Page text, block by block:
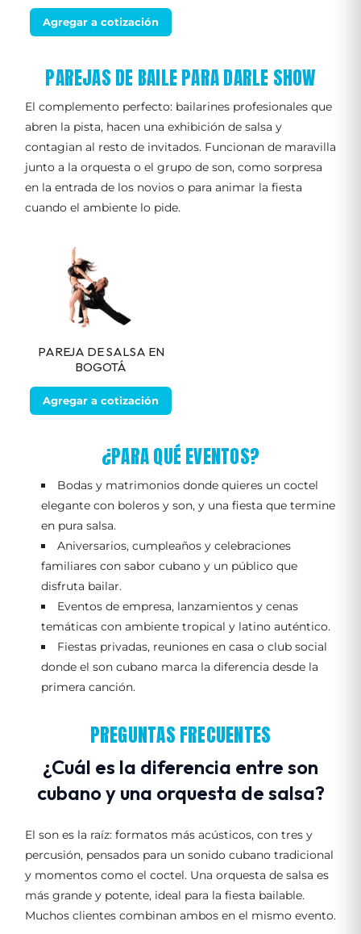
Agregar a cotización
PAREJAS DE BAILE PARA DARLE SHOW
El complemento perfecto: bailarines profesionales que
abren la pista, hacen una exhibición de salsa y
contagian al resto de invitados. Funcionan de maravilla
junto a la orquesta o el grupo de son, como sorpresa
en la entrada de los novios o para animar la fiesta
cuando el ambiente lo pide.
PAREJA DE SALSA EN
BOGOTÁ
Agregar a cotización
¿PARA QUÉ EVENTOS?
Bodas y matrimonios donde quieres un coctel
elegante con boleros y son, y una fiesta que termine
en pura salsa.
Aniversarios, cumpleaños y celebraciones
familiares con sabor cubano y un público que
disfruta bailar.
Eventos de empresa, lanzamientos y cenas
temáticas con ambiente tropical y latino auténtico.
Fiestas privadas, reuniones en casa o club social
donde el son cubano marca la diferencia desde la
primera canción.
PREGUNTAS FRECUENTES
¿Cuál es la diferencia entre son
cubano y una orquesta de salsa?
El son es la raíz: formatos más acústicos, con tres y
percusión, pensados para un sonido cubano tradicional
y momentos como el coctel. Una orquesta de salsa es
más grande y potente, ideal para la fiesta bailable.
Muchos clientes combinan ambos en el mismo evento.